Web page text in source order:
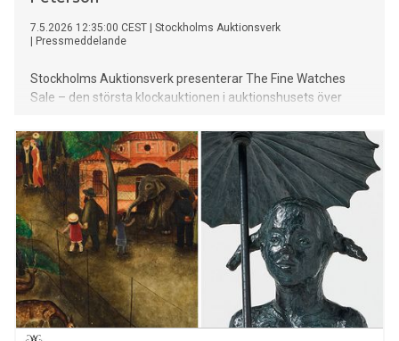
7.5.2026 12:35:00 CEST
Stockholms Auktionsverk
Pressmeddelande
Stockholms Auktionsverk presenterar The Fine Watches
Sale – den största klockauktionen i auktionshusets över
exklusiva klockor från världsledande tillverkare som Patek
Philippe, Breguet, Panerai, Rolex, Omega, Audemars Piguet,
Jaeger-LeCoultre, Piaget och Cartier – och TAG Heuers
unika hyllning i guld till racinglegendaren Ronnie
“Superswede” Peterson.